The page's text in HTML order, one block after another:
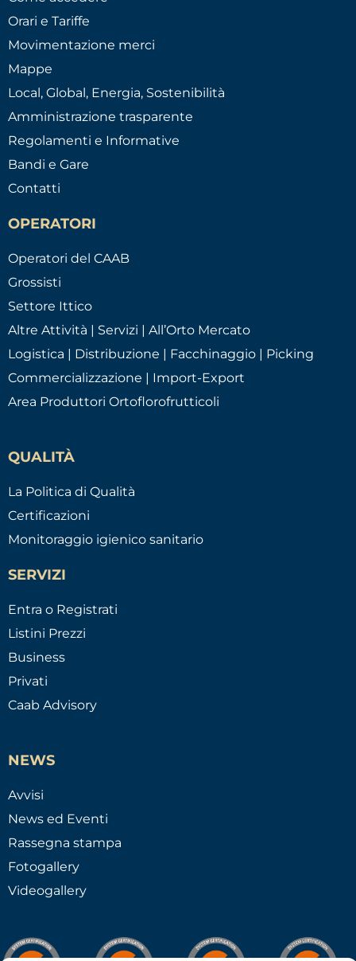
Orari e Tariffe
Movimentazione merci
Mappe
Local, Global, Energia, Sostenibilità
Amministrazione trasparente
Regolamenti e Informative
Bandi e Gare
Contatti
OPERATORI
Operatori del CAAB
Grossisti
Settore Ittico
Altre Attività | Servizi | All’Orto Mercato
Logistica | Distribuzione | Facchinaggio | Picking
Commercializzazione | Import-Export
Area Produttori Ortoflorofrutticoli
QUALITÀ
La Politica di Qualità
Certificazioni
Monitoraggio igienico sanitario
SERVIZI
Entra o Registrati
Listini Prezzi
Business
Privati
Caab Advisory
NEWS
Avvisi
News ed Eventi
Rassegna stampa
Fotogallery
Videogallery